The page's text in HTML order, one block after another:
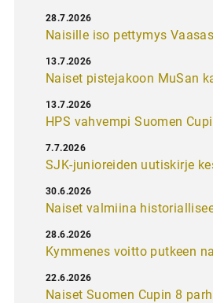
Naisille iso pettymys
28.7.2026
Naiset pistejakoon MuSan
13.7.2026
HPS vahvempi Suomen
13.7.2026
SJK-junioreiden uutiskirje
7.7.2026
Naiset valmiina
30.6.2026
Kymmenes voitto putkeen
28.6.2026
Naiset Suomen Cupin 8
22.6.2026